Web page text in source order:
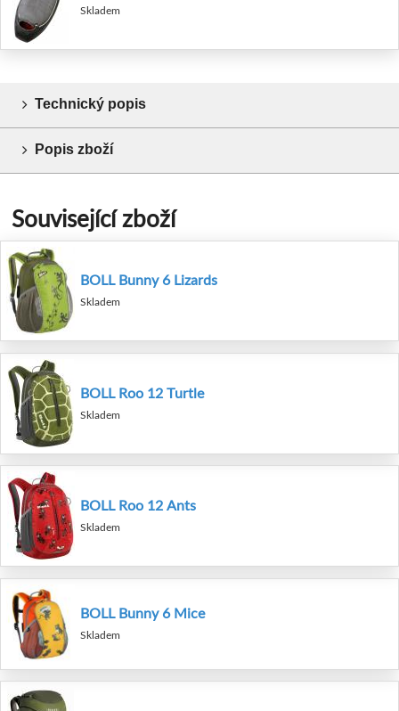
Skladem
Technický popis
Popis zboží
Související zboží
BOLL Bunny 6 Lizards
Skladem
BOLL Roo 12 Turtle
Skladem
BOLL Roo 12 Ants
Skladem
BOLL Bunny 6 Mice
Skladem